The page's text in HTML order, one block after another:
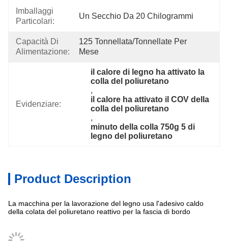
Imballaggi
Particolari:
Un Secchio Da 20 Chilogrammi
Capacità Di
Alimentazione:
125 Tonnellata/tonnellate Per
Mese
Evidenziare:
il calore di legno ha attivato la
colla del poliuretano
,
il calore ha attivato il COV della
colla del poliuretano
,
minuto della colla 750g 5 di
legno del poliuretano
Product Description
La macchina per la lavorazione del legno usa l'adesivo caldo
della colata del poliuretano reattivo per la fascia di bordo